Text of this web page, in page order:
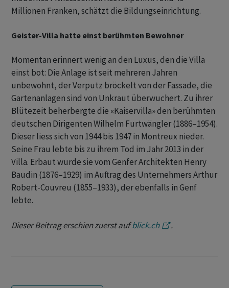
Millionen Franken, schätzt die Bildungseinrichtung.
Geister-Villa hatte einst berühmten Bewohner
Momentan erinnert wenig an den Luxus, den die Villa
einst bot: Die Anlage ist seit mehreren Jahren
unbewohnt, der Verputz bröckelt von der Fassade, die
Gartenanlagen sind von Unkraut überwuchert. Zu ihrer
Blütezeit beherbergte die «Kaiservilla» den berühmten
deutschen Dirigenten Wilhelm Furtwängler (1886–1954).
Dieser liess sich von 1944 bis 1947 in Montreux nieder.
Seine Frau lebte bis zu ihrem Tod im Jahr 2013 in der
Villa. Erbaut wurde sie vom Genfer Architekten Henry
Baudin (1876–1929) im Auftrag des Unternehmers Arthur
Robert-Couvreu (1855–1933), der ebenfalls in Genf
lebte.
Dieser Beitrag erschien zuerst aufblick.ch .